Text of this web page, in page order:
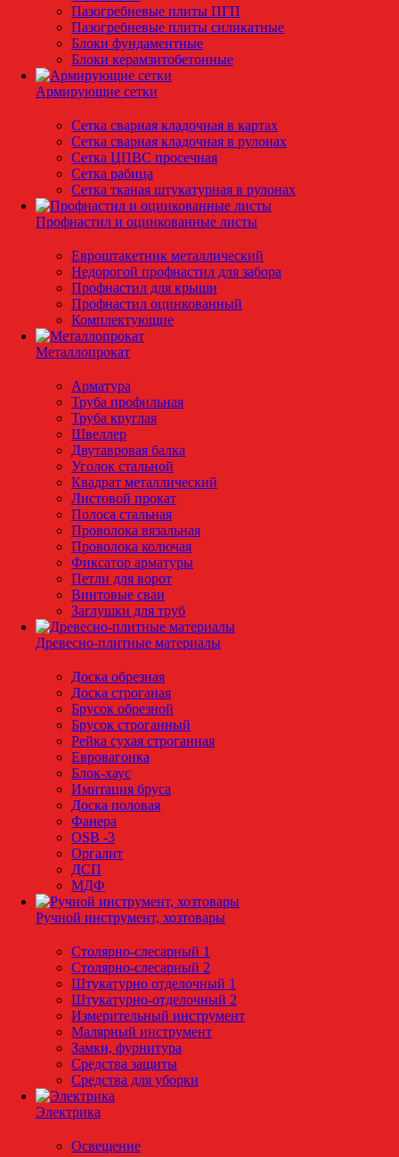
Пазогребневые плиты ПГП
Пазогребневые плиты силикатные
Блоки фундаментные
Блоки керамзитобетонные
Армирующие сетки
Сетка сварная кладочная в картах
Сетка сварная кладочная в рулонах
Сетка ЦПВС просечная
Сетка рабица
Сетка тканая штукатурная в рулонах
Профнастил и оцинкованные листы
Евроштакетник металлический
Недорогой профнастил для забора
Профнастил для крыши
Профнастил оцинкованный
Комплектующие
Металлопрокат
Арматура
Труба профильная
Труба круглая
Швеллер
Двутавровая балка
Уголок стальной
Квадрат металлический
Листовой прокат
Полоса стальная
Проволока вязальная
Проволока колючая
Фиксатор арматуры
Петли для ворот
Винтовые сваи
Заглушки для труб
Древесно-плитные материалы
Доска обрезная
Доска строганая
Брусок обрезной
Брусок строганный
Рейка сухая строганная
Евровагонка
Блок-хаус
Имитация бруса
Доска половая
Фанера
OSB -3
Оргалит
ДСП
МДФ
Ручной инструмент, хозтовары
Столярно-слесарный 1
Столярно-слесарный 2
Штукатурно отделочный 1
Штукатурно-отделочный 2
Измерительный инструмент
Малярный инструмент
Замки, фурнитура
Средства защиты
Средства для уборки
Электрика
Освещение